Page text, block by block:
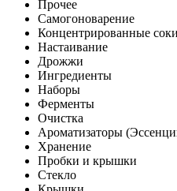
Прочее
Самогоноварение
Концентрированные соки
Настаивание
Дрожжи
Ингредиенты
Наборы
Ферменты
Очистка
Ароматизаторы
Хранение
Пробки и крышки
Стекло